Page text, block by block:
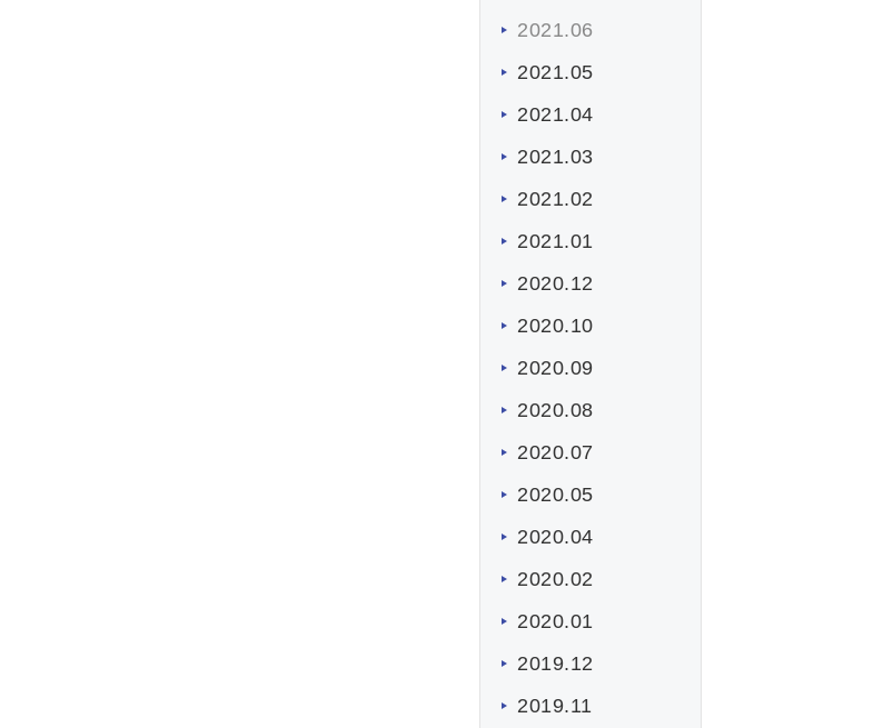
2021.06
2021.05
2021.04
2021.03
2021.02
2021.01
2020.12
2020.10
2020.09
2020.08
2020.07
2020.05
2020.04
2020.02
2020.01
2019.12
2019.11